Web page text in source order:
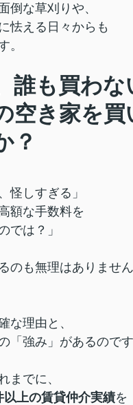
倒な草刈りや、
怯える日々からも
。
誰も買わな
空き家を買
？
怪しすぎる」
額な手数料を
では？」
のも無理はありません
な理由と、
「強み」があるのです
までに、
以上の賃貸仲介実績を